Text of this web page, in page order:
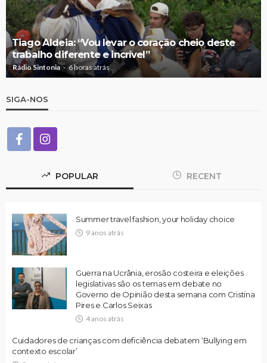
Tiago Aldeia: “Vou levar o coração cheio deste
trabalho diferente e incrível”
Rádio Sintonia 6 horas atrás
SIGA-NOS
POPULAR RECENT
Summer travel fashion, your holiday choice
9 anos atrás
Guerra na Ucrânia, erosão costeira e eleições
legislativas são os temas em debate no
Governo de Opinião desta semana com Cristina
Pires e Carlos Seixas
4 anos atrás
Cuidadores de crianças com deficiência debatem ‘Bullying em
contexto escolar’